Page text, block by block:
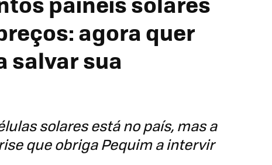
agora quer
salvar sua
solares está no país, mas a
que obriga Pequim a intervir